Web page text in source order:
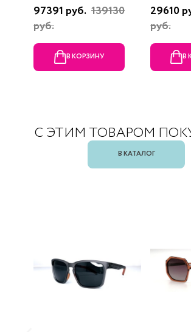
97391 руб. 139130
руб.
В КОРЗИНУ
29610
руб.
В
С ЭТИМ ТОВАРОМ
В КАТАЛОГ